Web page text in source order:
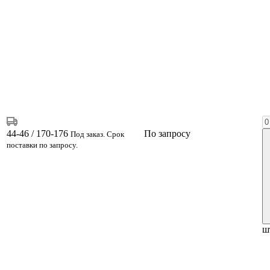
44-46 / 170-176 Под заказ. Срок
поставки по запросу.
По запросу